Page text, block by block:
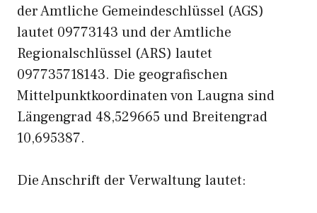
der Amtliche Gemeindeschlüssel (AGS)
lautet 09773143 und der Amtliche
Regionalschlüssel (ARS) lautet
097735718143. Die geografischen
Mittelpunktkoordinaten von Laugna sind
Längengrad 48,529665 und Breitengrad
10,695387.
Die Anschrift der Verwaltung lautet: